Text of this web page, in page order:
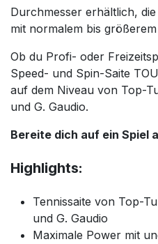
Durchmesser erhältlich,
mit normalem bis
Ob du Profi- oder
Speed- und Spin-Saite
auf dem Niveau von Top-
und G. Gaudio.
Bereite dich auf ein Spiel
Highlights:
Tennissaite von Top-
und G. Gaudio
Maximale Power mit